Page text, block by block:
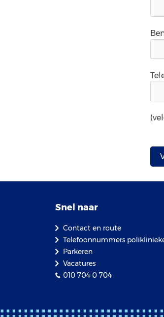
Snel naar
Contact en route
Telefoonnummers
Parkeren
Vacatures
010 704 0 704